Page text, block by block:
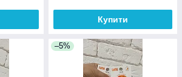
Купити
–5%